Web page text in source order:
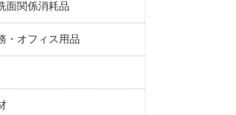
面関係消耗品
・オフィス用品